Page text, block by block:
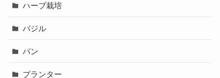
ハーブ栽培
バジル
パン
プランター